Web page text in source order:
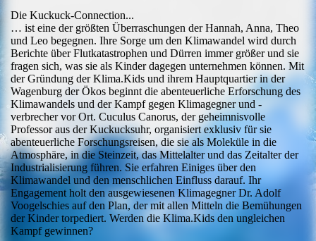
Die Kuckuck-Connection...
… ist eine der größten Überraschungen der Hannah, Anna, Theo
und Leo begegnen. Ihre Sorge um den Klimawandel wird durch
Berichte über Flutkatastrophen und Dürren immer größer und sie
fragen sich, was sie als Kinder dagegen unternehmen können. Mit
der Gründung der Klima.Kids und ihrem Hauptquartier in der
Wagenburg der Ökos beginnt die abenteuerliche Erforschung des
Klimawandels und der Kampf gegen Klimagegner und -
verbrecher vor Ort. Cuculus Canorus, der geheimnisvolle
Professor aus der Kuckucksuhr, organisiert exklusiv für sie
abenteuerliche Forschungsreisen, die sie als Moleküle in die
Atmosphäre, in die Steinzeit, das Mittelalter und das Zeitalter der
Industrialisierung führen. Sie erfahren Einiges über den
Klimawandel und den menschlichen Einfluss darauf. Ihr
Engagement holt den ausgewiesenen Klimagegner Dr. Adolf
Voogelschies auf den Plan, der mit allen Mitteln die Bemühungen
der Kinder torpediert. Werden die Klima.Kids den ungleichen
Kampf gewinnen?